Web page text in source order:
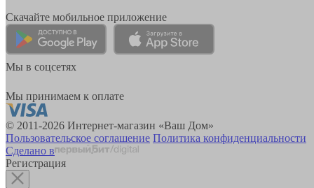
Скачайте мобильное приложение
Мы в соцсетях
Мы принимаем к оплате
© 2011-2026 Интернет-магазин «Ваш Дом»
Пользовательское соглашение Политика конфиденциальности
Сделано в
Регистрация